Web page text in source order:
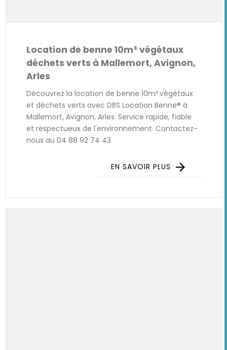
Location de benne 10m³ végétaux
déchets verts à Mallemort, Avignon,
Arles
Découvrez la location de benne 10m³ végétaux
et déchets verts avec DBS Location Benne® à
Mallemort, Avignon, Arles. Service rapide, fiable
et respectueux de l'environnement. Contactez-
nous au 04 88 92 74 43
EN SAVOIR PLUS